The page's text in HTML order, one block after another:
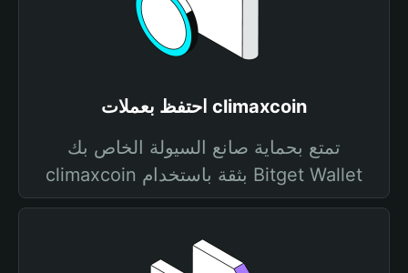
احتفظ بعملات climaxcoin
تمتع بحماية صانع السيولة الخاص بك
climaxcoin بثقة باستخدام Bitget Wallet